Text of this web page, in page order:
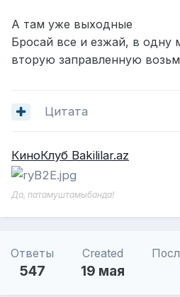
А там уже выходные
Бросай все и езжай, в одну
вторую заправленную
Цитата
КиноКлуб Bakililar.az
Да, патамуштамыбанда!
Ответы
547
Created
19 мая